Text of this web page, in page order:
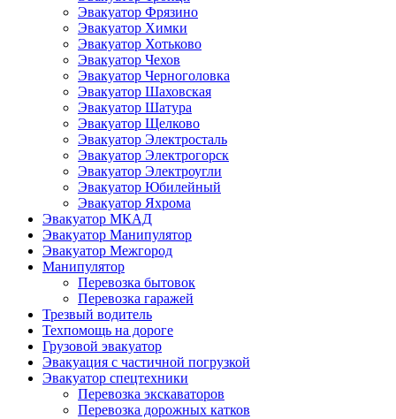
Эвакуатор Фрязино
Эвакуатор Химки
Эвакуатор Хотьково
Эвакуатор Чехов
Эвакуатор Черноголовка
Эвакуатор Шаховская
Эвакуатор Шатура
Эвакуатор Щелково
Эвакуатор Электросталь
Эвакуатор Электрогорск
Эвакуатор Электроугли
Эвакуатор Юбилейный
Эвакуатор Яхрома
Эвакуатор МКАД
Эвакуатор Манипулятор
Эвакуатор Межгород
Манипулятор
Перевозка бытовок
Перевозка гаражей
Трезвый водитель
Техпомощь на дороге
Грузовой эвакуатор
Эвакуация с частичной погрузкой
Эвакуатор спецтехники
Перевозка экскаваторов
Перевозка дорожных катков